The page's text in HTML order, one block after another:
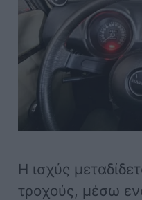
Η ισχύς
τροχούς, μέσω